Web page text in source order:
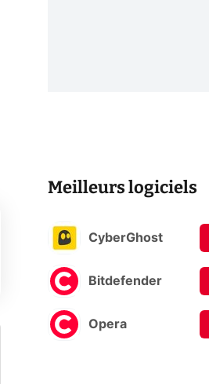
Meilleurs logiciels
CyberGhost
Bitdefender
Opera